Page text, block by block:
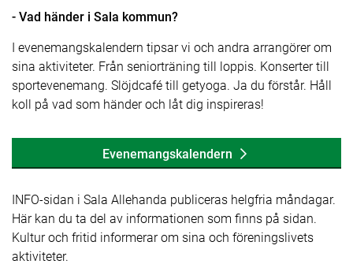
- Vad händer i Sala kommun?
I evenemangskalendern tipsar vi och andra arrangörer om
sina aktiviteter. Från seniorträning till loppis. Konserter till
sportevenemang. Slöjdcafé till getyoga. Ja du förstår. Håll
koll på vad som händer och låt dig inspireras!
Evenemangskalendern
INFO-sidan i Sala Allehanda publiceras helgfria måndagar.
Här kan du ta del av informationen som finns på sidan.
Kultur och fritid informerar om sina och föreningslivets
aktiviteter.